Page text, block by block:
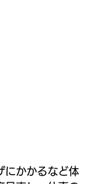
にかかるなど体